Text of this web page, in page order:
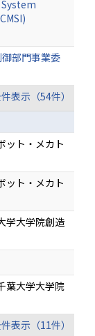
部門事業委
表示（54件）
ット・メカト
ット・メカト
学大学院創造
葉大学大学院
表示（11件）